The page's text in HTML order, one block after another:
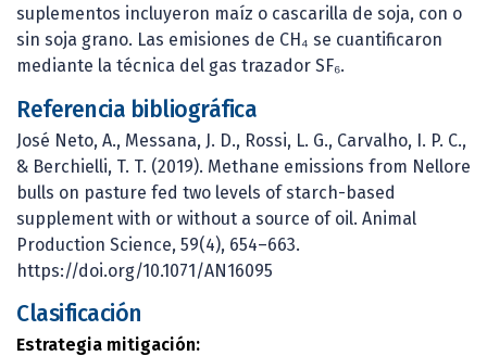
suplementos incluyeron maíz o cascarilla de soja, con o
sin soja grano. Las emisiones de CH₄ se cuantificaron
mediante la técnica del gas trazador SF₆.
Referencia bibliográfica
José Neto, A., Messana, J. D., Rossi, L. G., Carvalho, I. P. C.,
& Berchielli, T. T. (2019). Methane emissions from Nellore
bulls on pasture fed two levels of starch-based
supplement with or without a source of oil. Animal
Production Science, 59(4), 654–663.
https://doi.org/10.1071/AN16095
Clasificación
Estrategia mitigación: